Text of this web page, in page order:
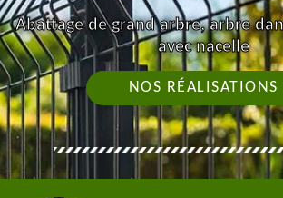
Abattage de grand arbre, arbre
avec nacelle
NOS RÉALISATIONS